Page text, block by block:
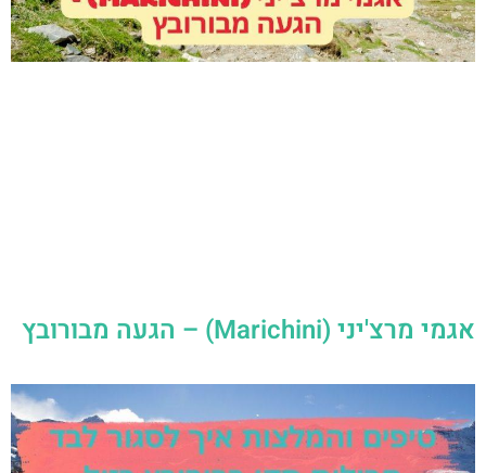
אגמי מרצ'יני (Marichini) – הגעה מבורובץ